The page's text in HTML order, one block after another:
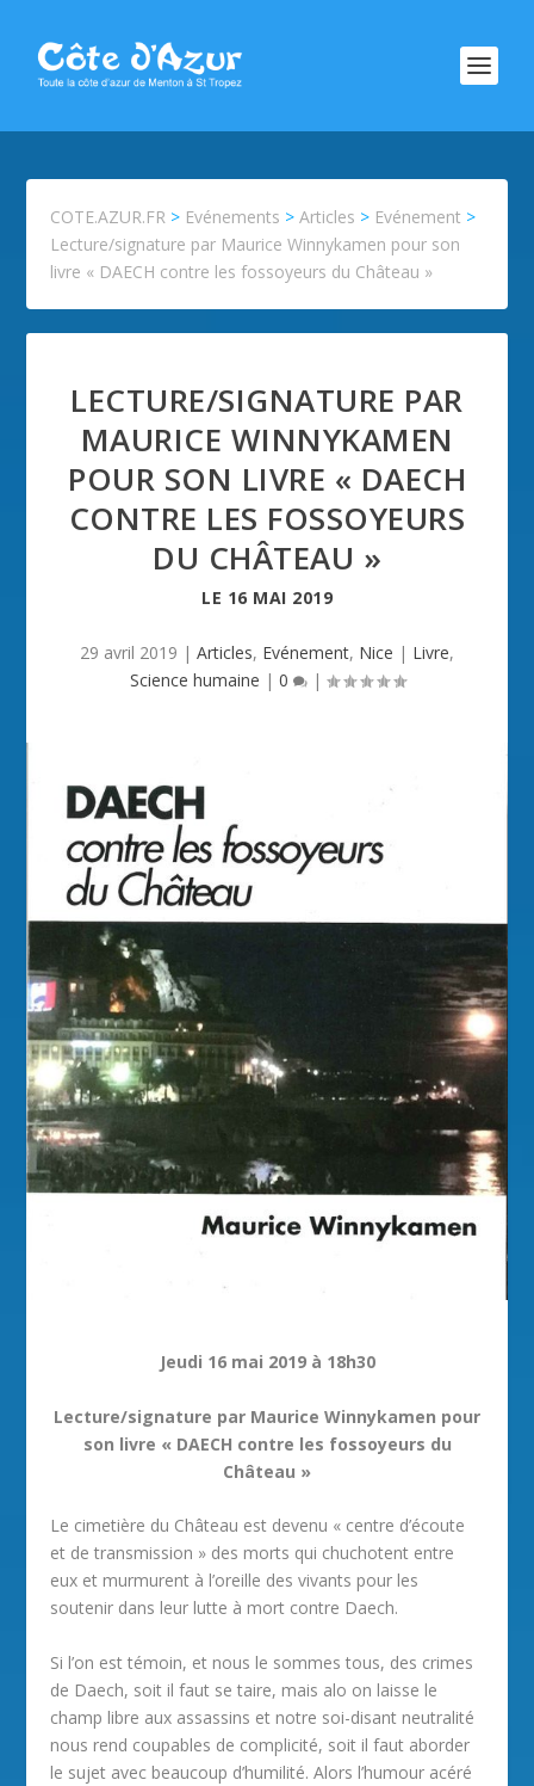
COTE.AZUR.FR > Evénements >Articles > Evénement >
Lecture/signature par Maurice Winnykamen pour son
livre « DAECH contre les fossoyeurs du Château »
LECTURE/SIGNATURE PAR
MAURICE WINNYKAMEN
POUR SON LIVRE « DAECH
CONTRE LES FOSSOYEURS
DU CHÂTEAU »
LE 16 MAI 2019
29 avril 2019 | Articles, Evénement, Nice | Livre,
Science humaine | 0 |
Jeudi 16 mai 2019 à 18h30
Lecture/signature par Maurice Winnykamen pour
son livre « DAECH contre les fossoyeurs du
Château »
Le cimetière du Château est devenu « centre d’écoute
et de transmission » des morts qui chuchotent entre
eux et murmurent à l’oreille des vivants pour les
soutenir dans leur lutte à mort contre Daech.
Si l’on est témoin, et nous le sommes tous, des crimes
de Daech, soit il faut se taire, mais alo on laisse le
champ libre aux assassins et notre soi-disant neutralité
nous rend coupables de complicité, soit il faut aborder
le sujet avec beaucoup d’humilité. Alors l’humour acéré